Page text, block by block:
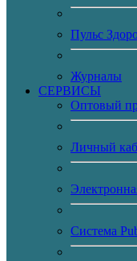
Пульс
Журналы
CЕРВИСЫ
Оптовый
Личный
Система